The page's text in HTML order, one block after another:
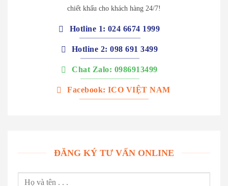
chiết khấu cho khách hàng 24/7!
Hotline 1: 024 6674 1999
Hotline 2: 098 691 3499
Chat Zalo: 0986913499
Facebook: ICO VIỆT NAM
ĐĂNG KÝ TƯ VẤN ONLINE